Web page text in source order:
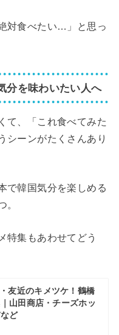
対食べたい…」と思っ
分を味わいたい人へ
て、「これ食べてみた
シーンがたくさんあり
で韓国気分を楽しめる
。
特集もあわせてどう
友近のキメツケ！鶴橋
山田商店・チーズホッ
ど